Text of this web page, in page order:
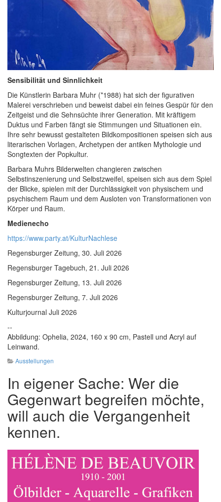
Sensibilität und Sinnlichkeit
Die Künstlerin Barbara Muhr (*1988) hat sich der figurativen
Malerei verschrieben und beweist dabei ein feines Gespür für den
Zeitgeist und die Sehnsüchte ihrer Generation. Mit kräftigem
Duktus und Farben fängt sie Stimmungen und Situationen ein.
Ihre sehr bewusst gestalteten Bildkompositionen speisen sich aus
literarischen Vorlagen, Archetypen der antiken Mythologie und
Songtexten der Popkultur.
Barbara Muhrs Bilderwelten changieren zwischen
Selbstinszenierung und Selbstzweifel, speisen sich aus dem Spiel
der Blicke, spielen mit der Durchlässigkeit von physischem und
psychischem Raum und dem Ausloten von Transformationen von
Körper und Raum.
Medienecho
https://www.party.at/KulturNachlese
Regensburger Zeitung, 30. Juli 2026
Regensburger Tagebuch, 21. Juli 2026
Regensburger Zeitung, 13. Juli 2026
Regensburger Zeitung, 7. Juli 2026
Kulturjournal Juli 2026
--
Abbildung: Ophelia, 2024, 160 x 90 cm, Pastell und Acryl auf
Leinwand.
Ausstellungen
In eigener Sache: Wer die
Gegenwart begreifen möchte,
will auch die Vergangenheit
kennen.